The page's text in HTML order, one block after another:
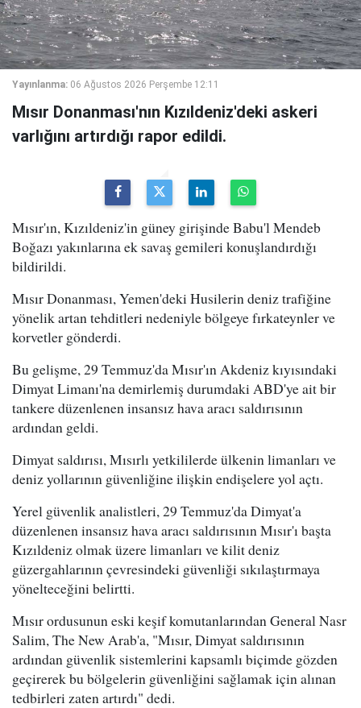
Yayınlanma: 06 Ağustos 2026 Perşembe 12:11
Mısır Donanması'nın Kızıldeniz'deki askeri
varlığını artırdığı rapor edildi.
Mısır'ın, Kızıldeniz'in güney girişinde Babu'l Mendeb
Boğazı yakınlarına ek savaş gemileri konuşlandırdığı
bildirildi.
Mısır Donanması, Yemen'deki Husilerin deniz trafiğine
yönelik artan tehditleri nedeniyle bölgeye fırkateynler ve
korvetler gönderdi.
Bu gelişme, 29 Temmuz'da Mısır'ın Akdeniz kıyısındaki
Dimyat Limanı'na demirlemiş durumdaki ABD'ye ait bir
tankere düzenlenen insansız hava aracı saldırısının
ardından geldi.
Dimyat saldırısı, Mısırlı yetkililerde ülkenin limanları ve
deniz yollarının güvenliğine ilişkin endişelere yol açtı.
Yerel güvenlik analistleri, 29 Temmuz'da Dimyat'a
düzenlenen insansız hava aracı saldırısının Mısır'ı başta
Kızıldeniz olmak üzere limanları ve kilit deniz
güzergahlarının çevresindeki güvenliği sıkılaştırmaya
yönelteceğini belirtti.
Mısır ordusunun eski keşif komutanlarından General Nasr
Salim, The New Arab'a, "Mısır, Dimyat saldırısının
ardından güvenlik sistemlerini kapsamlı biçimde gözden
geçirerek bu bölgelerin güvenliğini sağlamak için alınan
tedbirleri zaten artırdı" dedi.